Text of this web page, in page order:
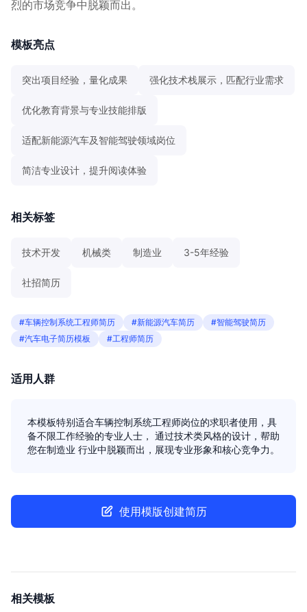
烈的市场竞争中脱颖而出。
模板亮点
突出项目经验，量化成果 强化技术栈展示，匹配行业需求
优化教育背景与专业技能排版
适配新能源汽车及智能驾驶领域岗位
简洁专业设计，提升阅读体验
相关标签
技术开发 机械类 制造业 3-5年经验
社招简历
#车辆控制系统工程师简历 #新能源汽车简历
#智能驾驶简历
#汽车电子简历模板
#工程师简历
适用人群
本模板特别适合车辆控制系统工程师岗位的求职者使用，具
备不限工作经验的专业人士， 通过技术类风格的设计，帮助
您在制造业 行业中脱颖而出，展现专业形象和核心竞争力。
使用模版创建简历
相关模板